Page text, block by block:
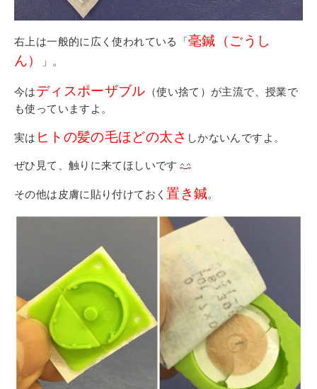
右上は一般的に広く使われている「 毫鍼（ごうし
ん）
」。
今はディスポーザブル （使い捨て）が主流で、授業で
も使っていますよ。
実は ヒトの髪の毛ほどの太さ しかないんですよ。
ぜひ見て、触りに来てほしいです
その他は皮膚に貼り付けておく置き鍼。